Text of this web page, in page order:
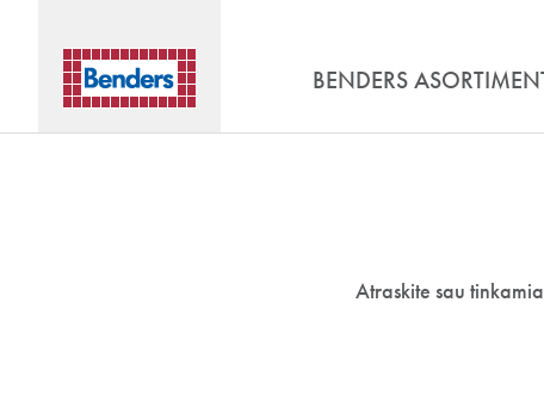
BENDERS
Atraskite sau